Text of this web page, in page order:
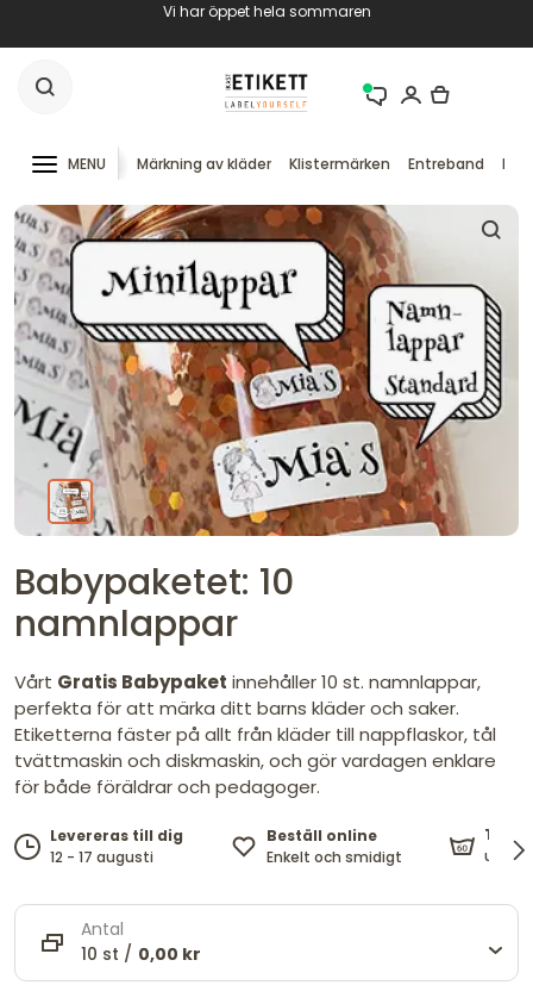
Vi har öppet hela sommaren
MENU Märkning av kläder Klistermärken Entreband RFID
Babypaketet: 10
namnlappar
Vårt Gratis Babypaket innehåller 10 st. namnlappar,
perfekta för att märka ditt barns kläder och saker.
Etiketterna fäster på allt från kläder till nappflaskor, tål
tvättmaskin och diskmaskin, och gör vardagen enklare
för både föräldrar och pedagoger.
Levereras till dig
12 - 17 augusti
Beställ online
Enkelt och smidigt
Tål
upp
Antal
10 st / 0,00 kr